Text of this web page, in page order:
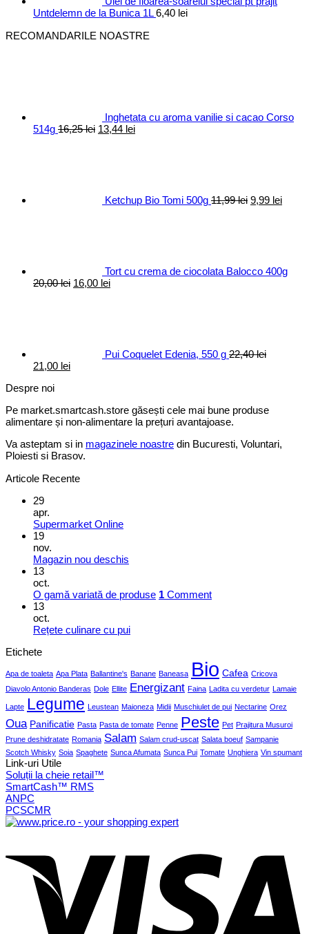
Untdelemn de la Bunica 1L 6,40 lei
RECOMANDARILE NOASTRE
Inghetata cu aroma vanilie si cacao Corso
514g 16,25lei Prețul
13,44 leiPrețul
Ketchup Bio Tomi 500g 11,99lei 9,99 lei
Tort cu crema de ciocolata Balocco 400g
20,00lei Prețul
16,00 leiPrețul
Pui Coquelet Edenia, 550 g 22,40lei
Prețul
a
22,40 lei.
21,00 leiPrețul
Despre noi
Pe market.smartcash.store găsești cele mai bune produse
alimentare și non-alimentare la prețuri avantajoase.
Va asteptam si in magazinele noastre din Bucuresti, Voluntari,
Ploiesti si Brasov.
Articole Recente
29
apr.
Supermarket Online
19
nov.
Magazin nou deschis
13
oct.
O gamă variată de produse 1 Comment
13
oct.
Rețete culinare cu pui
Etichete
Apa de toaleta Apa Plata Ballantine's Banane Baneasa Bio Cafea Cricova
Diavolo Antonio Banderas Dole Ellite Energizant Faina Ladita cu verdetur Lamaie
Lapte Legume Leustean Maioneza Midii Muschiulet de pui Nectarine Orez
Oua Panificatie Pasta Pasta de tomate Penne Peste Pet Prajitura Musuroi
Prune deshidratate Romania Salam Salam crud-uscat Salata boeuf Sampanie
Scotch Whisky Soia Spaghete Sunca Afumata Sunca Pui Tomate Unghiera Vin spumant
Link-uri Utile
Soluții la cheie retail™
SmartCash™ RMS
ANPC
PCSCMR